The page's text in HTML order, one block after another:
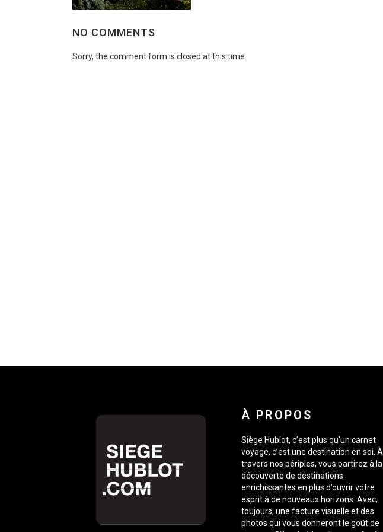
NO COMMENTS
Sorry, the comment form is closed at this time.
À PROPOS
Siège Hublot, c’est plus qu’un carnet
voyage, c’est une destination en soi. À
travers nos périples, vous partirez à la
découverte de destinations
enrichissantes en plus d’ouvrir votre
esprit à de nouveaux horizons. Avec,
toujours, une facture visuelle et des
photos qui vous donneront le goût de